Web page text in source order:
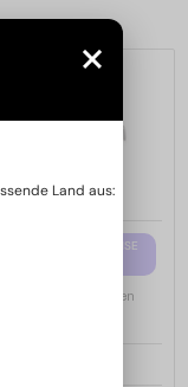
EINSTÄRKENGLASLINSE
Brillenfassungen
Land aus: